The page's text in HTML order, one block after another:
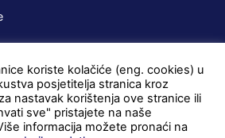
koriste kolačiće (eng. cookies) u
posjetitelja stranica kroz
nastavak korištenja ove stranice ili
sve" pristajete na naše
informacija možete pronaći na